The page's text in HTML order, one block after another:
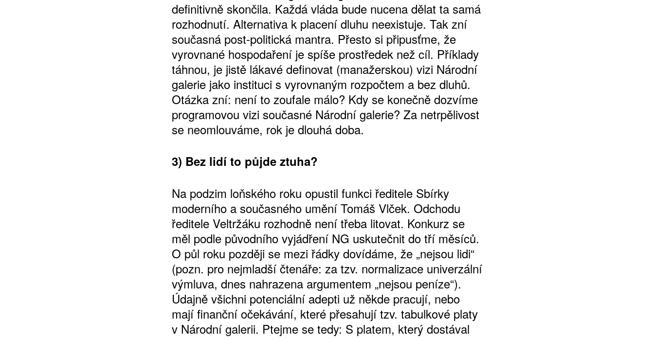
definitivně skončila. Každá vláda bude nucena dělat ta samá
rozhodnutí. Alternativa k placení dluhu neexistuje. Tak zní
současná post-politická mantra. Přesto si připusťme, že
vyrovnané hospodaření je spíše prostředek než cíl. Příklady
táhnou, je jistě lákavé definovat (manažerskou) vizi Národní
galerie jako instituci s vyrovnaným rozpočtem a bez dluhů.
Otázka zní: není to zoufale málo? Kdy se konečně dozvíme
programovou vizi současné Národní galerie? Za netrpělivost
se neomlouváme, rok je dlouhá doba.
3) Bez lidí to půjde ztuha?
Na podzim loňského roku opustil funkci ředitele Sbírky
moderního a současného umění Tomáš Vlček. Odchodu
ředitele Veltržáku rozhodně není třeba litovat. Konkurz se
měl podle původního vyjádření NG uskutečnit do tří měsíců.
O půl roku později se mezi řádky dovídáme, že „nejsou lidi“
(pozn. pro nejmladší čtenáře: za tzv. normalizace univerzální
výmluva, dnes nahrazena argumentem „nejsou peníze“).
Údajně všichni potenciální adepti už někde pracují, nebo
mají finanční očekávání, které přesahují tzv. tabulkové platy
v Národní galerii. Ptejme se tedy: S platem, který dostával
10 TIŠTĚNÝCH ČÍSEL
365 DNÍ ONLINE VERZE
ČLENSKÁ KARTA ARTCARD
KOUPIT PŘEDPLATNÉ